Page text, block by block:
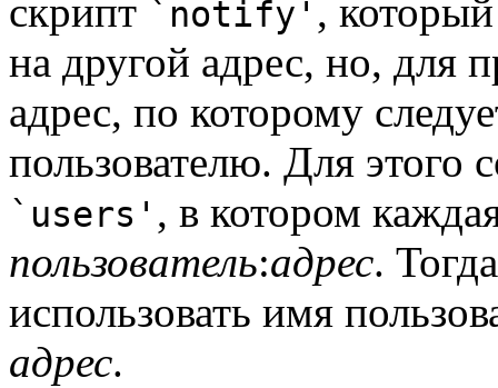
скрипт `notify' ,
на другой адрес, но, для
адрес, по которому
пользователю. Для этого
`users' , в котором
пользователь:адрес.
использовать имя
адрес.